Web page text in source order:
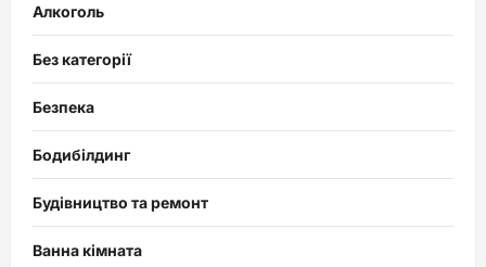
Алкоголь
Без категорії
Безпека
Бодибілдинг
Будівництво та ремонт
Ванна кімната